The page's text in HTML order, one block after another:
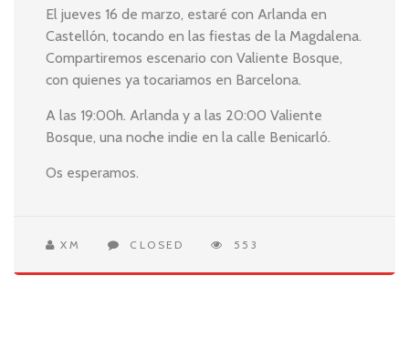
El jueves 16 de marzo, estaré con Arlanda en
Castellón, tocando en las fiestas de la Magdalena.
Compartiremos escenario con Valiente Bosque,
con quienes ya tocariamos en Barcelona.
A las 19:00h. Arlanda y a las 20:00 Valiente
Bosque, una noche indie en la calle Benicarló.
Os esperamos.
XM CLOSED 553